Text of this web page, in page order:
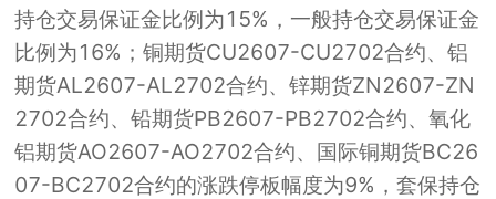
持仓交易保证金比例为15%，一般持仓交易保证金
比例为16%；铜期货CU2607-CU2702合约、铝
期货AL2607-AL2702合约、锌期货ZN2607-ZN
2702合约、铅期货PB2607-PB2702合约、氧化
铝期货AO2607-AO2702合约、国际铜期货BC26
07-BC2702合约的涨跌停板幅度为9%，套保持仓